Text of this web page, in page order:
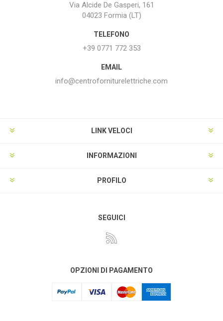
Via Alcide De Gasperi, 161
04023 Formia (LT)
TELEFONO
+39 0771 772 353
EMAIL
info@centroforniturelettriche.com
LINK VELOCI
INFORMAZIONI
PROFILO
SEGUICI
OPZIONI DI PAGAMENTO